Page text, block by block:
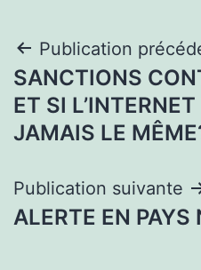
Navigation
de
l’article
Publication
SANCTIONS
ET SI
JAMAIS LE
Publication suivante
ALERTE EN PAYS